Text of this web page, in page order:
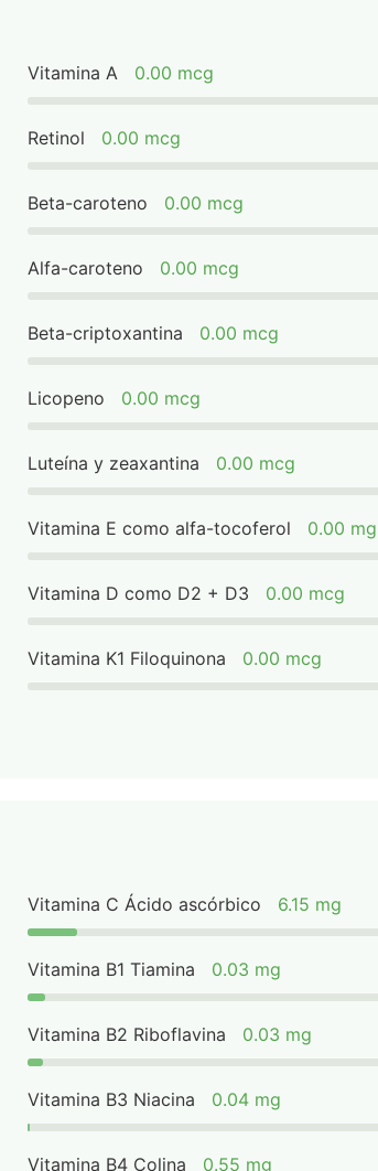
Vitamina A 0.00 mcg
Retinol 0.00 mcg
Beta-caroteno 0.00 mcg
Alfa-caroteno 0.00 mcg
Beta-criptoxantina 0.00 mcg
Licopeno 0.00 mcg
Luteína y zeaxantina 0.00 mcg
Vitamina E como alfa-tocoferol 0.00 mg
Vitamina D como D2 + D3 0.00 mcg
Vitamina K1 Filoquinona 0.00 mcg
Vitamina C Ácido ascórbico 6.15 mg
Vitamina B1 Tiamina 0.03 mg
Vitamina B2 Riboflavina 0.03 mg
Vitamina B3 Niacina 0.04 mg
Vitamina B4 Colina 0.55 mg